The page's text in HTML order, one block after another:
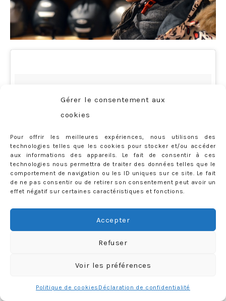
Gérer le consentement aux
cookies
Pour offrir les meilleures expériences, nous utilisons des
technologies telles que les cookies pour stocker et/ou accéder
aux informations des appareils. Le fait de consentir à ces
technologies nous permettra de traiter des données telles que le
comportement de navigation ou les ID uniques sur ce site. Le fait
de ne pas consentir ou de retirer son consentement peut avoir un
effet négatif sur certaines caractéristiques et fonctions.
Accepter
Refuser
Voir les préférences
Politique de cookies Déclaration de confidentialité
année ? Merci @courchevelaventure et @hotelstrato